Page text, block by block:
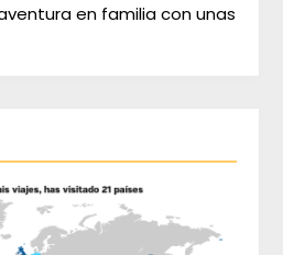
en familia con unas